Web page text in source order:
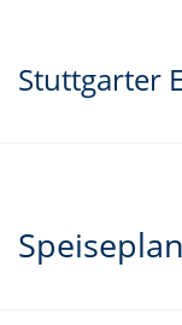
Stuttgarter
Speiseplan